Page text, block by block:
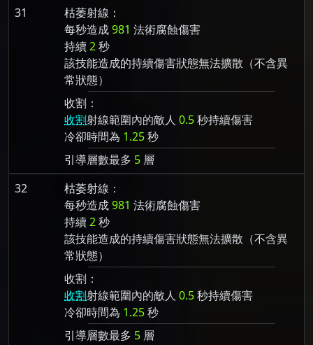
31
枯萎射線：
每秒造成981 法術腐蝕傷害
持續2秒
該技能造成的持續傷害狀態無法擴散（不含異
常狀態）
收割：
收割射線範圍內的敵人 0.5秒持續傷害
冷卻時間為 1.25秒
引導層數最多 5 層
32
枯萎射線：
每秒造成981 法術腐蝕傷害
持續2秒
該技能造成的持續傷害狀態無法擴散（不含異
常狀態）
收割：
收割射線範圍內的敵人 0.5秒持續傷害
冷卻時間為 1.25秒
引導層數最多 5 層